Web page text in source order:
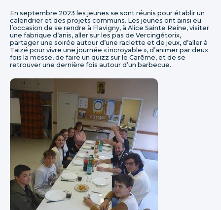
En septembre 2023 les jeunes se sont réunis pour établir un
calendrier et des projets communs. Les jeunes ont ainsi eu
l’occasion de se rendre à Flavigny, à Alice Sainte Reine, visiter
une fabrique d’anis, aller sur les pas de Vercingétorix,
partager une soirée autour d’une raclette et de jeux, d’aller à
Taizé pour vivre une journée « incroyable », d’animer par deux
fois la messe, de faire un quizz sur le Carême, et de se
retrouver une dernière fois autour d’un barbecue.